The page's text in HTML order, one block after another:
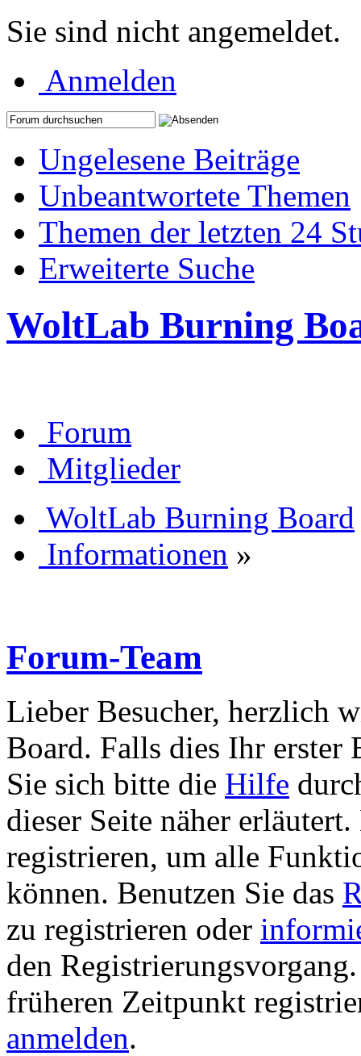
Sie sind nicht angemeldet.
Anmelden
Ungelesene Beiträge
Unbeantwortete Themen
Themen der letzten 24
Erweiterte Suche
WoltLab Burning
Forum
Mitglieder
WoltLab Burning Board
Informationen »
Forum-Team
Lieber Besucher, herzlich
Board. Falls dies Ihr erster
Sie sich bitte die Hilfe
dieser Seite näher
registrieren, um alle
können. Benutzen Sie das
zu registrieren oder
den
früheren Zeitpunkt
anmelden.